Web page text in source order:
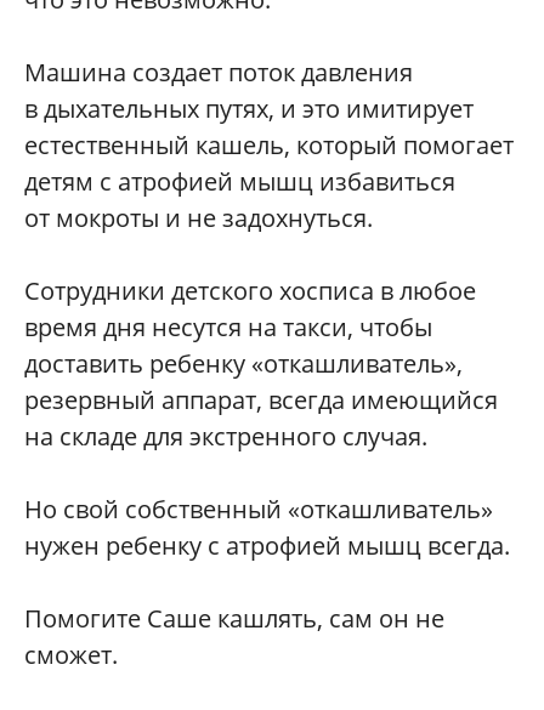
Машина создает поток давления
в дыхательных путях, и это имитирует
естественный кашель, который помогает
детям с атрофией мышц избавиться
от мокроты и не задохнуться.
Сотрудники детского хосписа в любое
время дня несутся на такси, чтобы
доставить ребенку «откашливатель»,
резервный аппарат, всегда имеющийся
на складе для экстренного случая.
Но свой собственный «откашливатель»
нужен ребенку с атрофией мышц всегда.
Помогите Саше кашлять, сам он не
сможет.